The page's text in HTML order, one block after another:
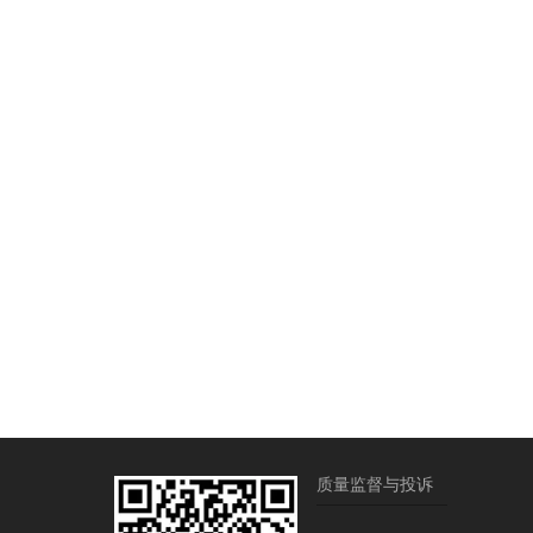
质量监督与投诉